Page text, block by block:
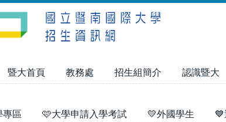
暨大首頁 教務處 招生組簡介 認識暨大
專區 🩷大學申請入學考試 💛外國學生